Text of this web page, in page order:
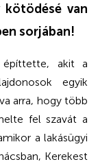
kötödésé van
sorjában!
építtette, akit a
egyik
arra, hogy több
fel szavát a
a lakásügyi
Kerekest